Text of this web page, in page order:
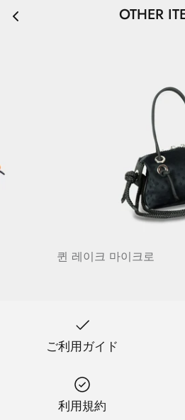
OTHER
퀸 레이크 마이크로
ご利用ガイド
利用規約